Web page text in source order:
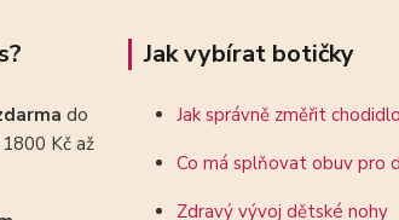
do
Kč až
Jak vybírat botičky
Jak správně změřit
Co má splňovat obuv pro
Zdravý vývoj dětské nohy